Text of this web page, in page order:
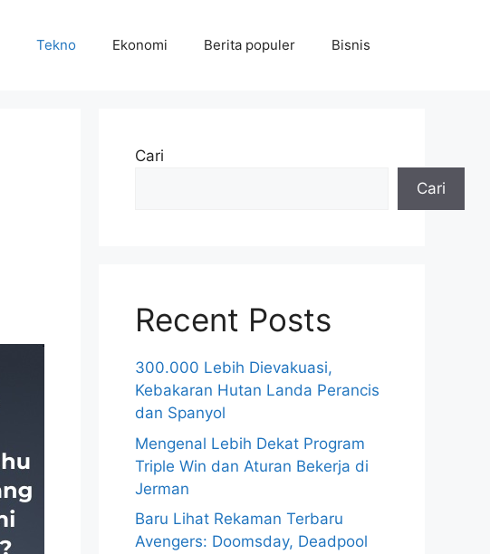
Tekno Ekonomi Berita populer Bisnis
Cari
Cari
Recent Posts
300.000 Lebih Dievakuasi,
Kebakaran Hutan Landa Perancis
dan Spanyol
Mengenal Lebih Dekat Program
Triple Win dan Aturan Bekerja di
Jerman
Baru Lihat Rekaman Terbaru
Avengers: Doomsday, Deadpool